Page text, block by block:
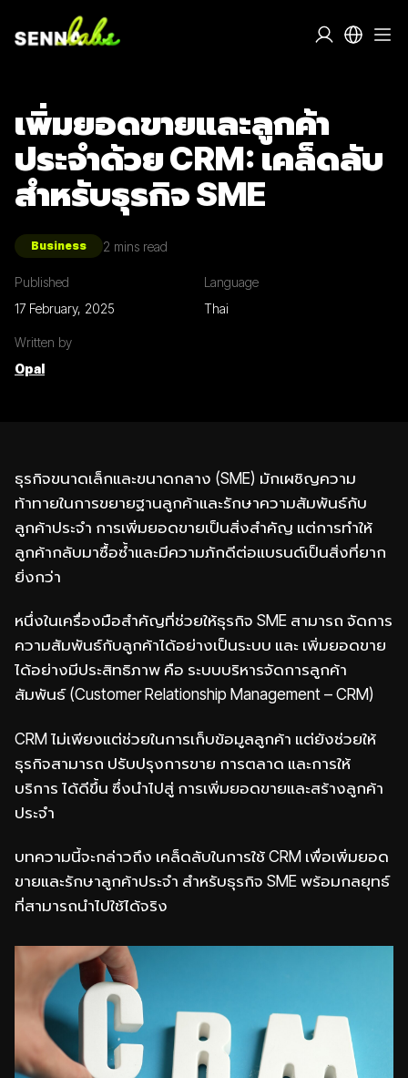
เพิ่มยอดขายและลูกค้า
ประจำด้วย CRM: เคล็ดลับ
สำหรับธุรกิจ SME
Business 2 mins read
Published
17 February, 2025
Language
Thai
Written by
Opal
ธุรกิจขนาดเล็กและขนาดกลาง (SME) มักเผชิญความ
ท้าทายในการขยายฐานลูกค้าและรักษาความสัมพันธ์กับ
ลูกค้าประจำ การเพิ่มยอดขายเป็นสิ่งสำคัญ แต่การทำให้
ลูกค้ากลับมาซื้อซ้ำและมีความภักดีต่อแบรนด์เป็นสิ่งที่ยาก
ยิ่งกว่า
หนึ่งในเครื่องมือสำคัญที่ช่วยให้ธุรกิจ SME สามารถ จัดการ
ความสัมพันธ์กับลูกค้าได้อย่างเป็นระบบ และ เพิ่มยอดขาย
ได้อย่างมีประสิทธิภาพ คือ ระบบบริหารจัดการลูกค้า
สัมพันธ์ (Customer Relationship Management – CRM)
CRM ไม่เพียงแต่ช่วยในการเก็บข้อมูลลูกค้า แต่ยังช่วยให้
ธุรกิจสามารถ ปรับปรุงการขาย การตลาด และการให้
บริการ ได้ดีขึ้น ซึ่งนำไปสู่ การเพิ่มยอดขายและสร้างลูกค้า
ประจำ
บทความนี้จะกล่าวถึง เคล็ดลับในการใช้ CRM เพื่อเพิ่มยอด
ขายและรักษาลูกค้าประจำ สำหรับธุรกิจ SME พร้อมกลยุทธ์
ที่สามารถนำไปใช้ได้จริง